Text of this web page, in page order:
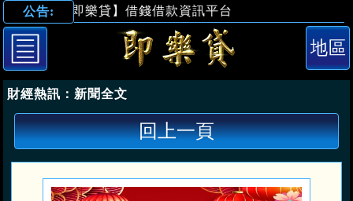
公告:【即樂貸】借錢借款資訊平台
財經熱訊： 新聞全文
回上一頁